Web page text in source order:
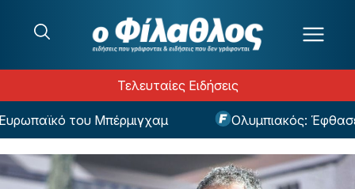
Τελευταίες Ειδήσεις
του Μπέρμιγχαμ Ολυμπιακός: Έφθασε